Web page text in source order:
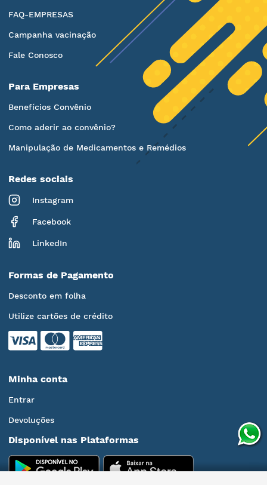
FAQ-EMPRESAS
Campanha vacinação
Fale Conosco
Para Empresas
Benefícios Convênio
Como aderir ao convênio?
Manipulação de Medicamentos e Remédios
Redes sociais
Instagram
Facebook
LinkedIn
Formas de Pagamento
Desconto em folha
Utilize cartões de crédito
Minha conta
Entrar
Devoluções
Disponível nas Plataformas